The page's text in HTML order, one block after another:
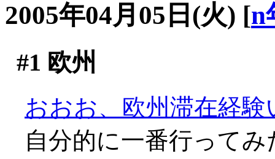
2005年04月05日(火) [n
#1 欧州
おおお、欧州滞在経
自分的に一番行って